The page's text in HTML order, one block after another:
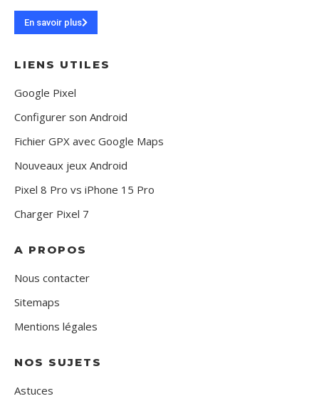
En savoir plus
LIENS UTILES
Google Pixel
Configurer son Android
Fichier GPX avec Google Maps
Nouveaux jeux Android
Pixel 8 Pro vs iPhone 15 Pro
Charger Pixel 7
A PROPOS
Nous contacter
Sitemaps
Mentions légales
NOS SUJETS
Astuces